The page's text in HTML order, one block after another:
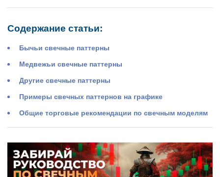
Содержание статьи:
Бычьи свечные паттерны
Медвежьи свечные паттерны
Другие свечные паттерны
Примеры свечных паттернов на графике
Общие торговые рекомендации по свечным моделям